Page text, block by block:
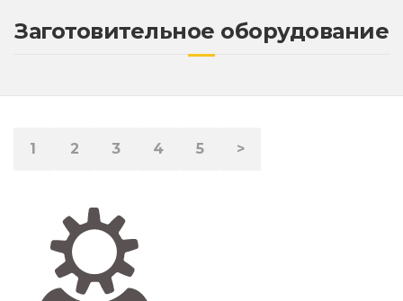
Заготовительное оборудование
1 2 3 4 5 >